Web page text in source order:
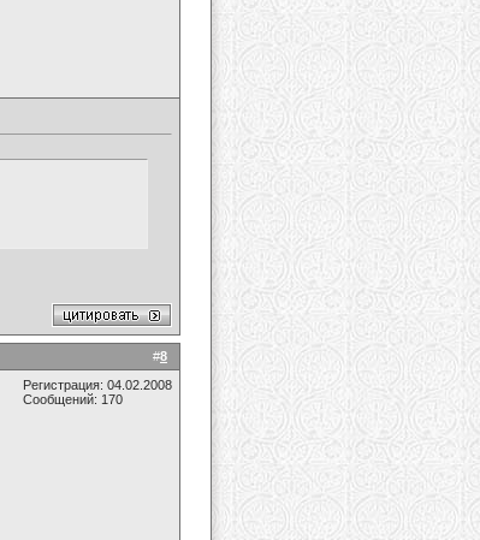
#8
Регистрация: 04.02.2008
Сообщений: 170